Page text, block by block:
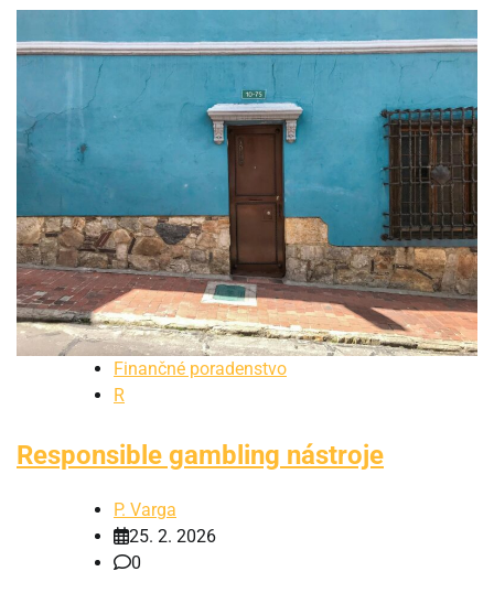
Finančné poradenstvo
R
Responsible gambling nástroje
P. Varga
25. 2. 2026
0